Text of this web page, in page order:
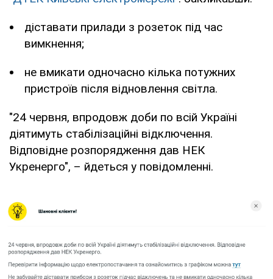
діставати прилади з розеток під час
вимкнення;
не вмикати одночасно кілька потужних
пристроїв після відновлення світла.
"24 червня, впродовж доби по всій Україні
діятимуть стабілізаційні відключення.
Відповідне розпорядження дав НЕК
Укренерго", – йдеться у повідомленні.